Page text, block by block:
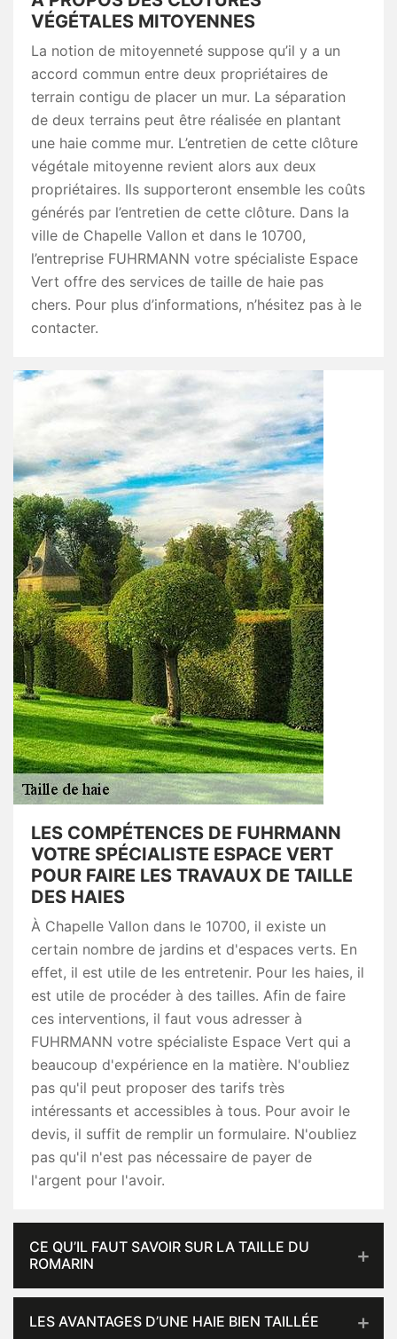
VÉGÉTALES MITOYENNES
La notion de mitoyenneté suppose qu’il y a un
accord commun entre deux propriétaires de
terrain contigu de placer un mur. La séparation
de deux terrains peut être réalisée en plantant
une haie comme mur. L’entretien de cette clôture
végétale mitoyenne revient alors aux deux
propriétaires. Ils supporteront ensemble les coûts
générés par l’entretien de cette clôture. Dans la
ville de Chapelle Vallon et dans le 10700,
l’entreprise FUHRMANN votre spécialiste Espace
Vert offre des services de taille de haie pas
chers. Pour plus d’informations, n’hésitez pas à le
contacter.
LES COMPÉTENCES DE FUHRMANN
VOTRE SPÉCIALISTE ESPACE VERT
POUR FAIRE LES TRAVAUX DE TAILLE
DES HAIES
À Chapelle Vallon dans le 10700, il existe un
certain nombre de jardins et d'espaces verts. En
effet, il est utile de les entretenir. Pour les haies, il
est utile de procéder à des tailles. Afin de faire
ces interventions, il faut vous adresser à
FUHRMANN votre spécialiste Espace Vert qui a
beaucoup d'expérience en la matière. N'oubliez
pas qu'il peut proposer des tarifs très
intéressants et accessibles à tous. Pour avoir le
devis, il suffit de remplir un formulaire. N'oubliez
pas qu'il n'est pas nécessaire de payer de
l'argent pour l'avoir.
CE QU’IL FAUT SAVOIR SUR LA TAILLE DU
ROMARIN
LES AVANTAGES D’UNE HAIE BIEN TAILLÉE